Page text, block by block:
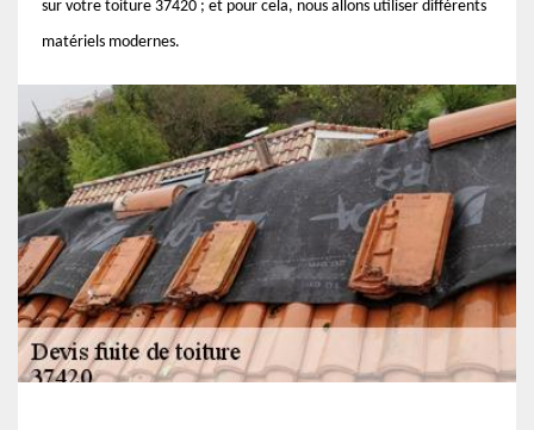
sur votre toiture 37420 ; et pour cela, nous allons utiliser différents
matériels modernes.